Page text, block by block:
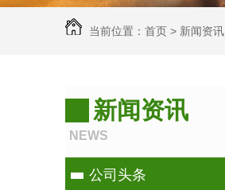
当前位置： 首页 > 新闻资讯
新闻资讯
NEWS
公司头条